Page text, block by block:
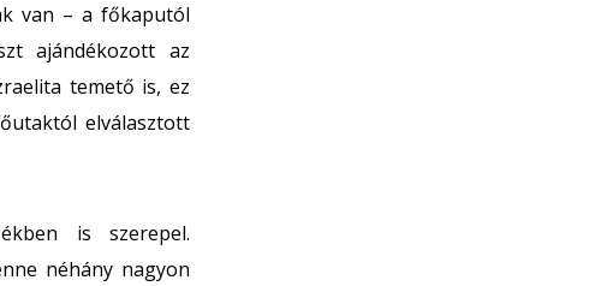
van – a főkaputól
ajándékozott az
temető is, ez
elválasztott
is szerepel.
néhány nagyon